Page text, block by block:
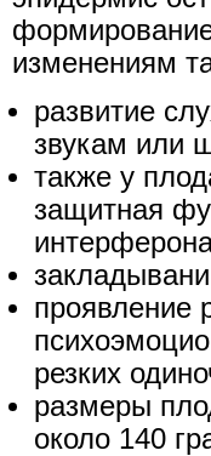
изменениям
развитие
звукам или
также у
защитная
проявление
резких
размеры
около 140